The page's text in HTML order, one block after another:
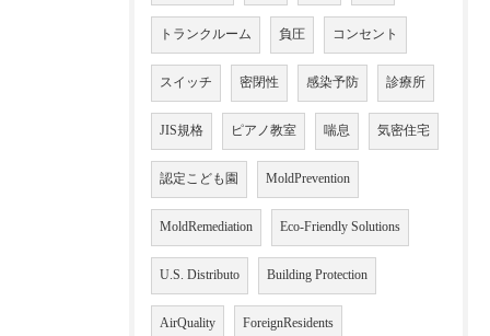
トランクルーム 負圧 コンセント
スイッチ 密閉性 感染予防 診療所
JIS規格 ピアノ教室 喘息 気密住宅
認定こども園 MoldPrevention
MoldRemediation Eco-Friendly Solutions
U.S. Distributo Building Protection
AirQuality ForeignResidents